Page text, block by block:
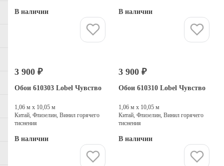
В наличии В наличии
3 900 ₽
Обои 610303 Lobel Чувство
1,06 м х 10,05 м
Китай, Флизелин, Винил горячего
тиснения
В наличии
3 900 ₽
Обои 610310 Lobel Чувство
1,06 м х 10,05 м
Китай, Флизелин, Винил горячего
тиснения
В наличии